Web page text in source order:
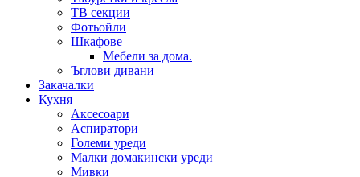
ТВ секции
Фотьойли
Шкафове
Мебели за дома.
Ъглови дивани
Закачалки
Кухня
Аксесоари
Аспиратори
Големи уреди
Малки домакински уреди
Мивки